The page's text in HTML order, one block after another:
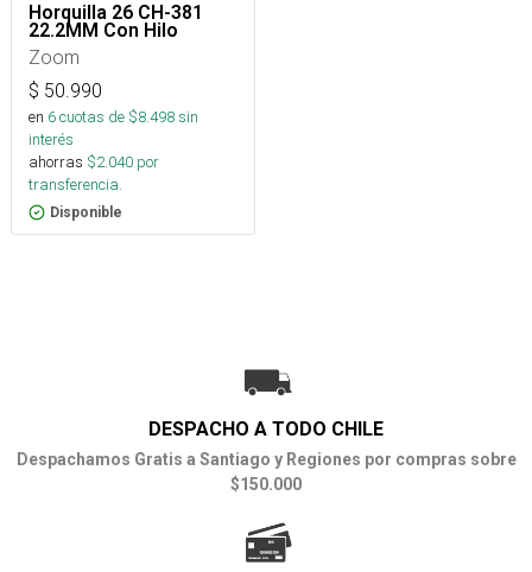
Horquilla 26 CH-381
22.2MM Con Hilo
Zoom
$ 50.990
en 6cuotas de $8.498sin
interés
ahorras $2.040 por
transferencia.
Disponible
DESPACHO A TODO CHILE
Despachamos Gratis a Santiago y Regiones por compras sobre
$150.000